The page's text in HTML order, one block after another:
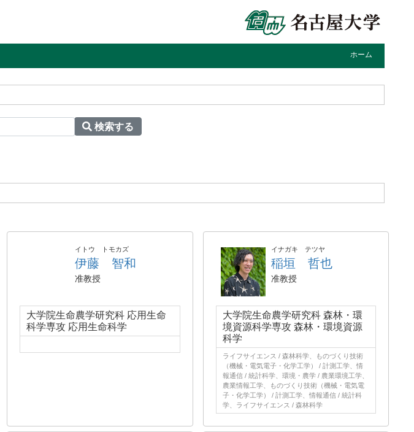
ホーム
検索する
イトウ トモカズ
伊藤 智和
准教授
大学院生命農学研究科 応用生命
科学専攻 応用生命科学
イナガキ テツヤ
稲垣 哲也
准教授
大学院生命農学研究科 森林・環
境資源科学専攻 森林・環境資源
科学
ライフサイエンス / 森林科学、ものづくり技術
（機械・電気電子・化学工学） / 計測工学、情
報通信 / 統計科学、環境・農学 / 農業環境工学、
農業情報工学、ものづくり技術（機械・電気電
子・化学工学） / 計測工学、情報通信 / 統計科
学、ライフサイエンス / 森林科学